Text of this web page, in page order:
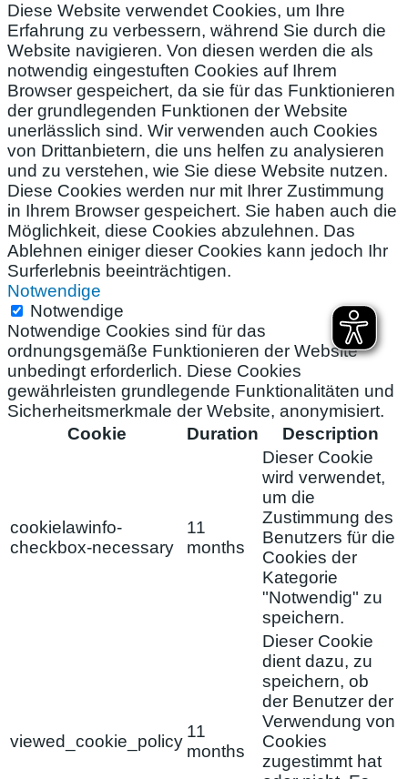
Diese Website verwendet Cookies, um Ihre
Erfahrung zu verbessern, während Sie durch die
Website navigieren. Von diesen werden die als
notwendig eingestuften Cookies auf Ihrem
Browser gespeichert, da sie für das Funktionieren
der grundlegenden Funktionen der Website
unerlässlich sind. Wir verwenden auch Cookies
von Drittanbietern, die uns helfen zu analysieren
und zu verstehen, wie Sie diese Website nutzen.
Diese Cookies werden nur mit Ihrer Zustimmung
in Ihrem Browser gespeichert. Sie haben auch die
Möglichkeit, diese Cookies abzulehnen. Das
Ablehnen einiger dieser Cookies kann jedoch Ihr
Surferlebnis beeinträchtigen.
Notwendige
Notwendige
Notwendige Cookies sind für das
ordnungsgemäße Funktionieren der Website
unbedingt erforderlich. Diese Cookies
gewährleisten grundlegende Funktionalitäten und
Sicherheitsmerkmale der Website, anonymisiert.
Cookie
Duration Description
cookielawinfo-
checkbox-necessary
11
months
Dieser Cookie
wird verwendet,
um die
Zustimmung des
Benutzers für die
Cookies der
Kategorie
"Notwendig" zu
speichern.
viewed_cookie_policy
11
months
Dieser Cookie
dient dazu, zu
speichern, ob
der Benutzer der
Verwendung von
Cookies
zugestimmt hat